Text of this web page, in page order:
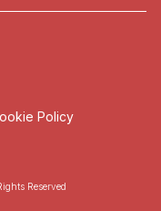
Policy
Reserved